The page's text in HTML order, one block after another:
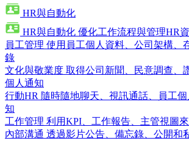
HR與自動化
HR與自動化 優化工作流程與管理HR
員工管理 使用員工個人資料、公司架構、
錄
文化與敬業度 取得公司新聞、民意調查、
個人通知
行動HR 隨時隨地聊天、視訊通話、員工
知
工作管理 利用KPI、工作報告、主管視圖
內部溝通 透過影片公告、備忘錄、公開和